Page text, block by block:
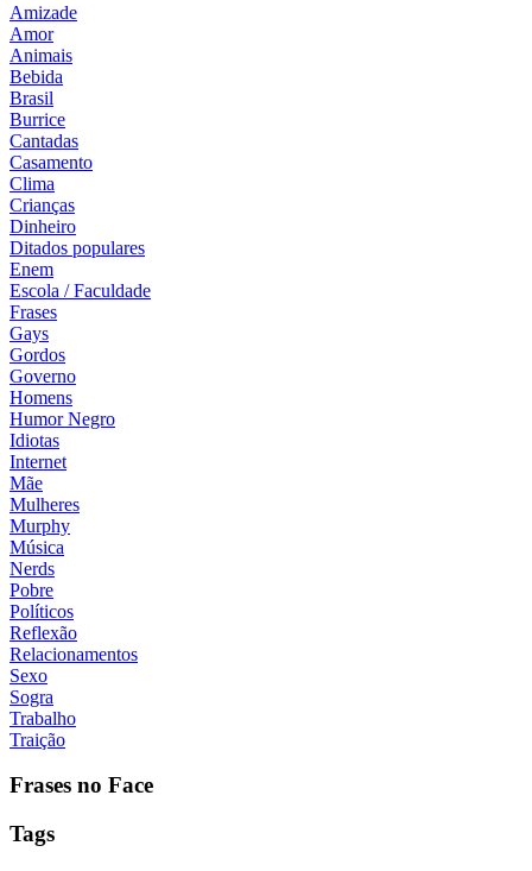
Amizade
Amor
Animais
Bebida
Brasil
Burrice
Cantadas
Casamento
Clima
Crianças
Dinheiro
Ditados populares
Enem
Escola / Faculdade
Frases
Gays
Gordos
Governo
Homens
Humor Negro
Idiotas
Internet
Mãe
Mulheres
Murphy
Música
Nerds
Pobre
Políticos
Reflexão
Relacionamentos
Sexo
Sogra
Trabalho
Traição
Frases no Face
Tags